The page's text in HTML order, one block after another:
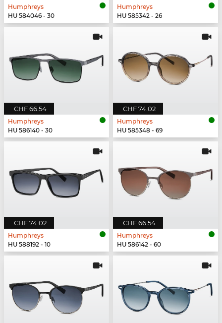
Humphreys
HU 584046 - 30
Humphreys
HU 585342 - 26
CHF 66.54
Humphreys
HU 586140 - 30
CHF 74.02
Humphreys
HU 585348 - 69
CHF 74.02
Humphreys
HU 588192 - 10
CHF 66.54
Humphreys
HU 586142 - 60